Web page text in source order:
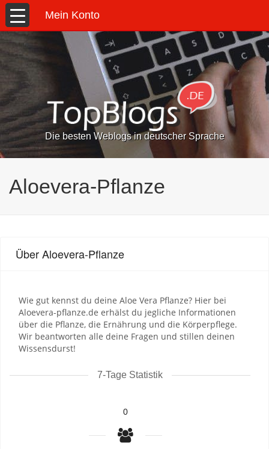
Mein Konto
Die besten Weblogs in deutscher Sprache
Aloevera-Pflanze
Über Aloevera-Pflanze
Wie gut kennst du deine Aloe Vera Pflanze? Hier bei
Aloevera-pflanze.de erhälst du jegliche Informationen
über die Pflanze, die Ernährung und die Körperpflege.
Wir beantworten alle deine Fragen und stillen deinen
Wissensdurst!
7-Tage Statistik
0